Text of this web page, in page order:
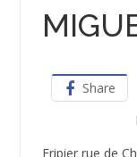
Share
Fripier rue de